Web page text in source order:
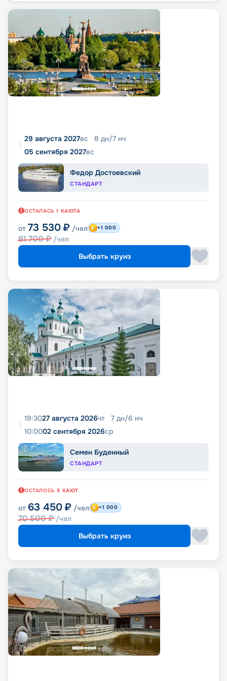
29 августа 2027вс 8 дн/7 нч
05 сентября 2027вс
Федор Достоевский
СТАНДАРТ
ОСТАЛАСЬ 1 КАЮТА
от 73 530 ₽ /чел
81 700₽ /чел
+1 000
Выбрать круиз
19:3027 августа 2026чт 7 дн/6 нч
10:0002 сентября 2026ср
Семен Буденный
СТАНДАРТ
ОСТАЛОСЬ 5 КАЮТ
от 63 450 ₽ /чел
70 500₽ /чел
+1 000
Выбрать круиз